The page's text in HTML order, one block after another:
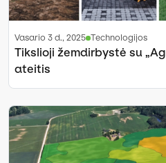
vasario 3 d., 2025 Technologijos
Tikslioji žemdirbystė su
ateitis